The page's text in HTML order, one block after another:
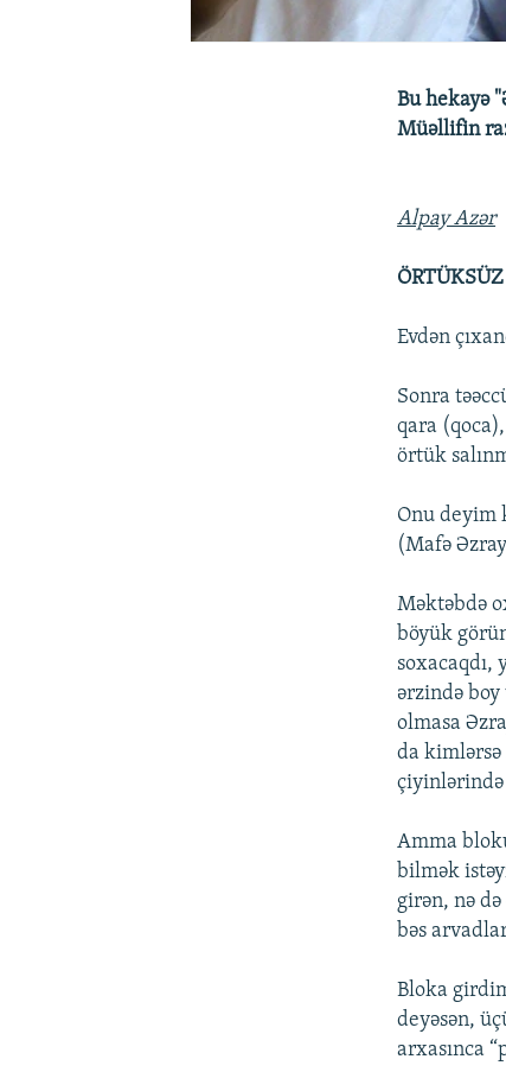
Bu hekayə
Müəllifin
Alpay Azər
Evdən
Sonra
qara
örtük
Onu deyim
(Mafə
Məktəbdə
böyük
soxacaqdı,
ərzində
olmasa
da kimlərsə
çiyinlərində
Amma
bilmək
girən, nə
bəs
Bloka
deyəsən,
arxasınca